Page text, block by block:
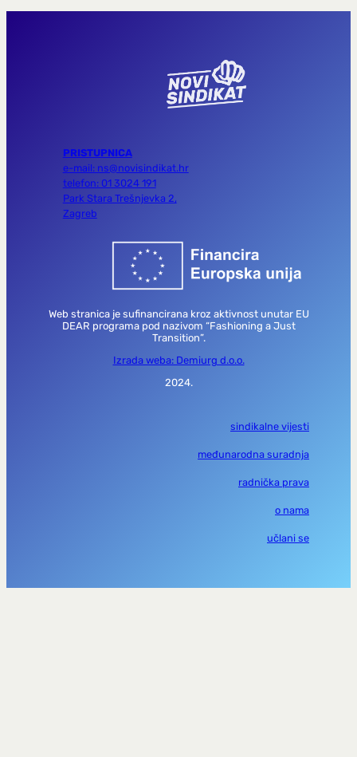
PRISTUPNICA
e-mail: ns@novisindikat.hr
telefon: 01 3024 191
Park Stara Trešnjevka 2,
Zagreb
Web stranica je sufinancirana kroz aktivnost unutar EU
DEAR programa pod nazivom “Fashioning a Just
Transition”.
Izrada weba: Demiurg d.o.o.
2024.
sindikalne vijesti
međunarodna suradnja
radnička prava
o nama
učlani se